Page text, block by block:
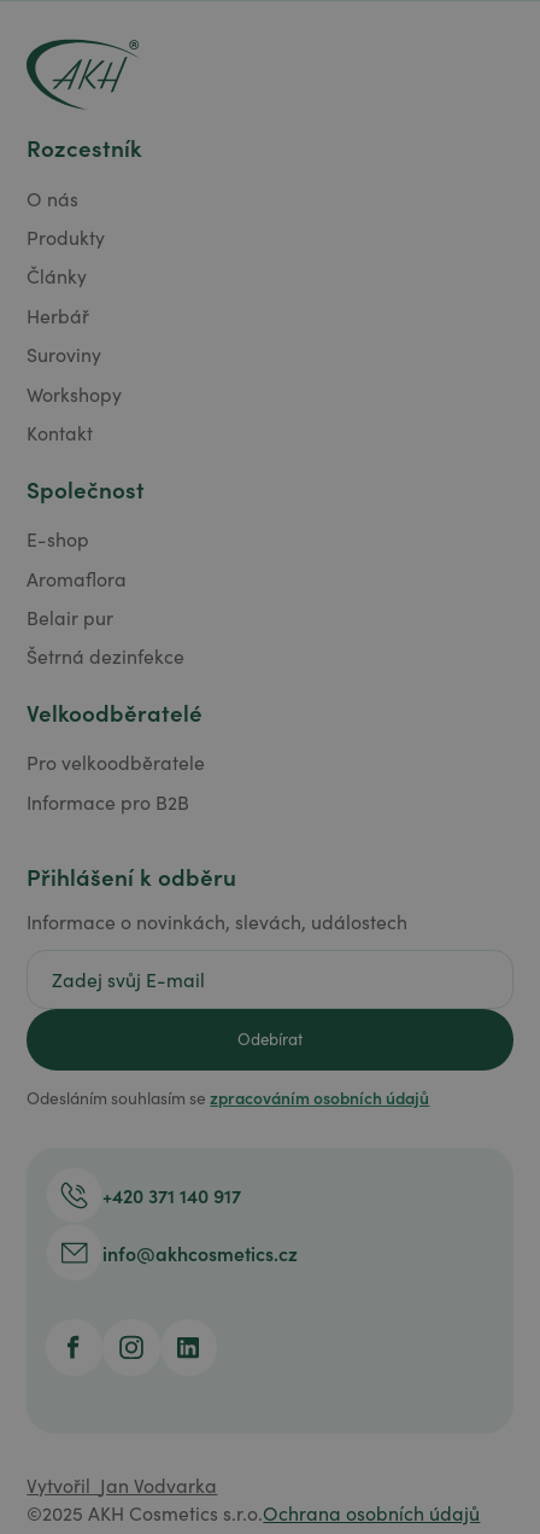
Rozcestník
O nás
Produkty
Články
Herbář
Suroviny
Workshopy
Kontakt
Společnost
E-shop
Aromaflora
Belair pur
Šetrná dezinfekce
Velkoodběratelé
Pro velkoodběratele
Informace pro B2B
Přihlášení k odběru
Informace o novinkách, slevách, událostech
Odesláním souhlasím sezpracováním osobních údajů
+420 371 140 917
info@akhcosmetics.cz
©2025 AKH Cosmetics s.r.o.Ochrana osobních údajů
Vytvořil Jan Vodvarka